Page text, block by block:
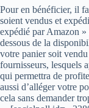
Pour en bénéficier, il
soient vendus et
expédié par Amazon »
dessous de la
votre panier soit
fournisseurs, lesquels
qui permettra de
aussi d’alléger votre
cela sans demander